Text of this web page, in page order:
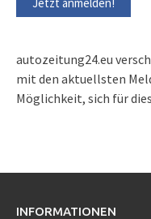
autozeitung24.eu
mit den aktuellsten
Möglichkeit, sich für
INFORMATIONEN